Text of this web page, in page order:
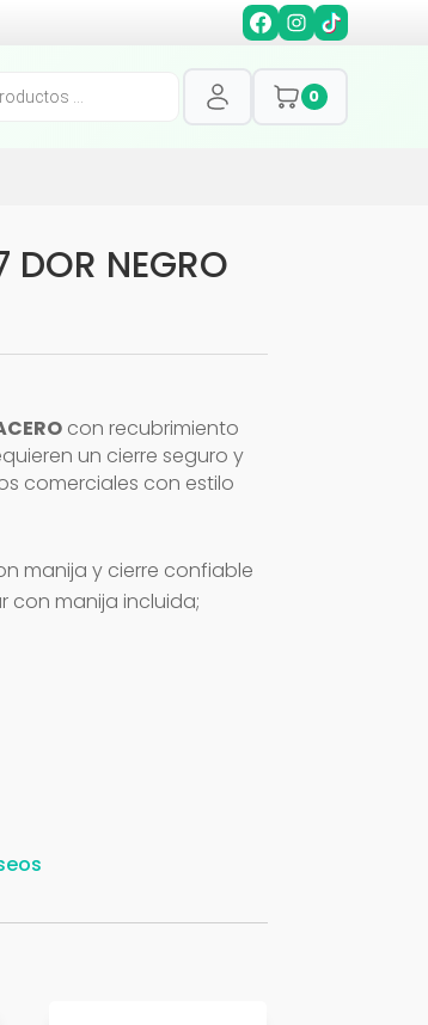
0
DOR NEGRO
con recubrimiento
un cierre seguro y
comerciales con estilo
manija y cierre confiable
con manija incluida;